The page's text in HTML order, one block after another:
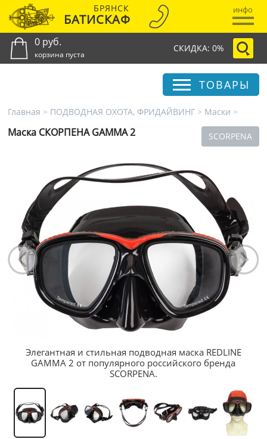
БРЯНСК
БАТИСКАФ
инфо
0 руб.
корзина пуста
СКИДКА: 0%
ТОВАРЫ
Главная > ПОДВОДНАЯ ОХОТА, ФРИДАЙВИНГ > Маски >
SCORPENA
Маска СКОРПЕНА GAMMA 2
Элегантная и стильная подводная маска REDLINE
GAMMA 2 от популярного российского бренда
SCORPENA.